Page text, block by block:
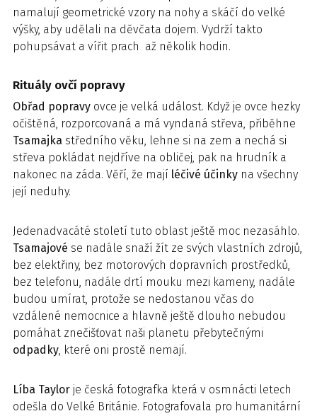
namalují geometrické vzory na nohy a skáčí do velké
výšky, aby udělali na děvčata dojem. Vydrží takto
pohupsávat a vířit prach až několik hodin.
Rituály ovčí popravy
Obřad popravy ovce je velká událost. Když je ovce hezky
očištěná, rozporcovaná a má vyndaná střeva, přiběhne
Tsamajka středního věku, lehne si na zem a nechá si
střeva pokládat nejdříve na obličej, pak na hrudník a
nakonec na záda. Věří, že mají léčivé účinky na všechny
její neduhy.
Jedenadvacáté století tuto oblast ještě moc nezasáhlo.
Tsamajové se nadále snaží žít ze svých vlastních zdrojů,
bez elektřiny, bez motorových dopravních prostředků,
bez telefonu, nadále drtí mouku mezi kameny, nadále
budou umírat, protože se nedostanou včas do
vzdálené nemocnice a hlavně ještě dlouho nebudou
pomáhat znečišťovat naši planetu přebytečnými
odpadky, které oni prostě nemají.
Líba Taylor je česká fotografka která v osmnácti letech
odešla do Velké Británie. Fotografovala pro humanitární